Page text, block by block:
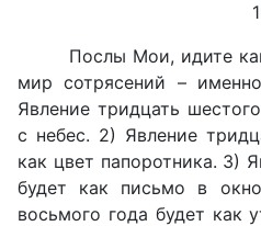
Послы Мои, идите
мир сотрясений –
Явление тридцать
с небес. 2) Явление
как цвет папоротника. 3)
будет как письмо в
восьмого года будет как